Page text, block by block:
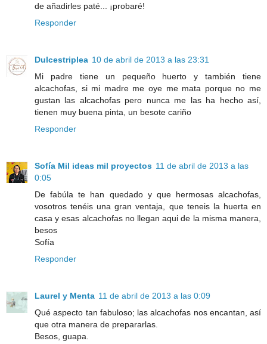
de añadirles paté... ¡probaré!
Responder
Dulcestriplea 10 de abril de 2013 a las 23:31
Mi padre tiene un pequeño huerto y también tiene
alcachofas, si mi madre me oye me mata porque no me
gustan las alcachofas pero nunca me las ha hecho así,
tienen muy buena pinta, un besote cariño
Responder
Sofía Mil ideas mil proyectos 11 de abril de 2013 a las
0:05
De fabúla te han quedado y que hermosas alcachofas,
vosotros tenéis una gran ventaja, que teneis la huerta en
casa y esas alcachofas no llegan aqui de la misma manera,
besos
Sofía
Responder
Laurel y Menta 11 de abril de 2013 a las 0:09
Qué aspecto tan fabuloso; las alcachofas nos encantan, así
que otra manera de prepararlas.
Besos, guapa.